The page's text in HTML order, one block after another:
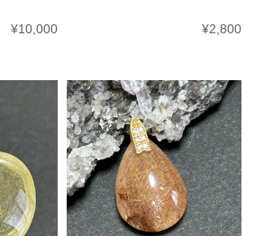
¥10,000 ¥2,800